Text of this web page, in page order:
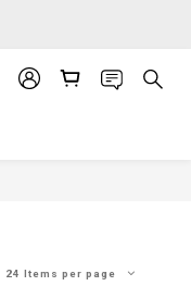
24 Items per page